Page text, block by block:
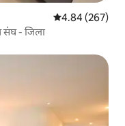
औसत रेटिंग 5 में से
4.84 (267)
संघ - जिला